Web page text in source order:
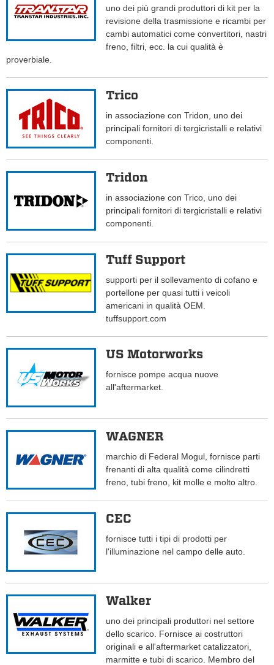
uno dei più grandi produttori di kit per la
revisione della trasmissione e ricambi per
cambi automatici come convertitori, nastri
freno, filtri, ecc. la cui qualità è
proverbiale.
Trico
in associazione con Tridon, uno dei
principali fornitori di tergicristalli e relativi
componenti.
Tridon
in associazione con Trico, uno dei
principali fornitori di tergicristalli e relativi
componenti.
Tuff Support
supporti per il sollevamento di cofano e
portellone per quasi tutti i veicoli
americani in qualità OEM.
tuffsupport.com
US Motorworks
fornisce pompe acqua nuove
all'aftermarket.
WAGNER
marchio di Federal Mogul, fornisce parti
frenanti di alta qualità come cilindretti
freno, tubi freno, kit molle e molto altro.
CEC
fornisce tutti i tipi di prodotti per
l'illuminazione nel campo delle auto.
Walker
uno dei principali produttori nel settore
dello scarico. Fornisce ai costruttori
originali e all'aftermarket catalizzatori,
marmitte e tubi di scarico. Membro del